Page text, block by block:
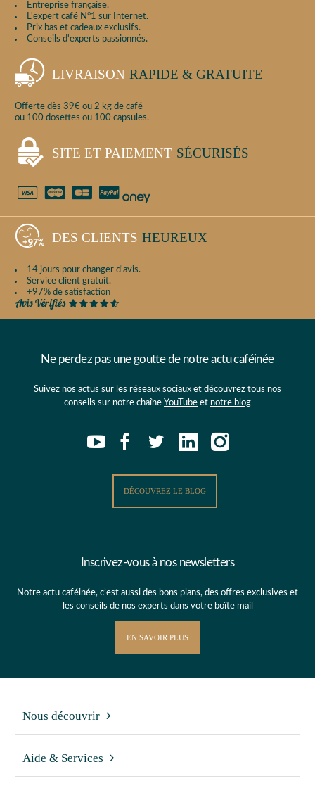
Entreprise française.
L'expert café N°1 sur Internet.
Prix bas et cadeaux exclusifs.
Conseils d'experts passionnés.
LIVRAISON RAPIDE & GRATUITE
Offerte dès 39€ ou 2 kg de café
ou 100 dosettes ou 100 capsules.
SITE ET PAIEMENT SÉCURISÉS
DES CLIENTS HEUREUX
14 jours pour changer d'avis.
Service client gratuit.
+97% de satisfaction
Ne perdez pas une goutte de notre actu caféinée
Suivez nos actus sur les réseaux sociaux et découvrez tous nos
conseils sur notre chaîne YouTube et notre blog
DÉCOUVREZ LE BLOG
Inscrivez-vous à nos newsletters
Notre actu caféinée, c’est aussi des bons plans, des offres exclusives et
les conseils de nos experts dans votre boîte mail
EN SAVOIR PLUS
Nous découvrir
Aide & Services